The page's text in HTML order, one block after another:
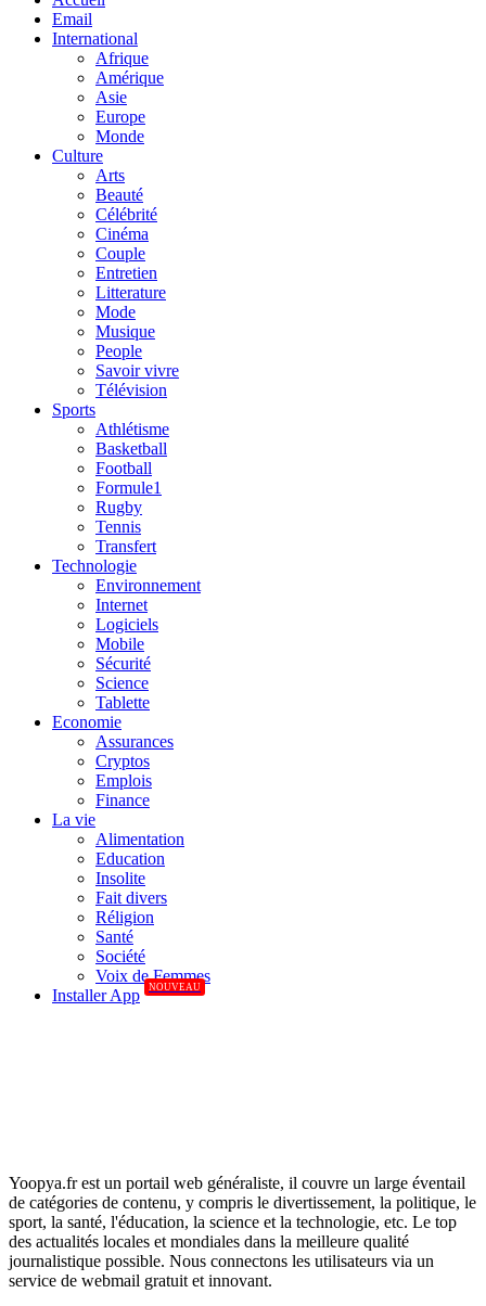
Email
International
Afrique
Amérique
Asie
Europe
Monde
Culture
Arts
Beauté
Célébrité
Cinéma
Couple
Entretien
Litterature
Mode
Musique
People
Savoir vivre
Télévision
Sports
Athlétisme
Basketball
Football
Formule1
Rugby
Tennis
Transfert
Technologie
Environnement
Internet
Logiciels
Mobile
Sécurité
Science
Tablette
Economie
Assurances
Cryptos
Emplois
Finance
La vie
Alimentation
Education
Insolite
Fait divers
Réligion
Santé
Société
Voix de Femmes
Installer App
NOUVEAU
Yoopya.fr est un portail web généraliste, il couvre un large éventail
de catégories de contenu, y compris le divertissement, la politique, le
sport, la santé, l'éducation, la science et la technologie, etc. Le top
des actualités locales et mondiales dans la meilleure qualité
journalistique possible. Nous connectons les utilisateurs via un
service de webmail gratuit et innovant.